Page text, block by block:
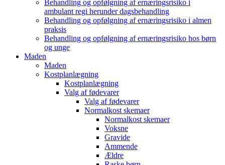
Behandling og opfølgning af ernæringsrisiko i
ambulant regi herunder dagsbehandling
Behandling og opfølgning af ernæringsrisiko i almen
praksis
Behandling og opfølgning af ernæringsrisiko hos børn
og unge
Maden
Maden
Kostplanlægning
Kostplanlægning
Valg af fødevarer
Valg af fødevarer
Normalkost skemaer
Normalkost skemaer
Voksne
Gravide
Ammende
Ældre